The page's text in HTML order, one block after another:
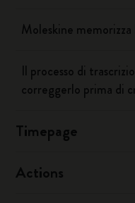
Moleskine
Il processo di
correggerlo prima di
Timepage
Actions